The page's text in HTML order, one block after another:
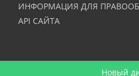
ИНФОРМАЦИЯ ДЛЯ
API САЙТА
Новый